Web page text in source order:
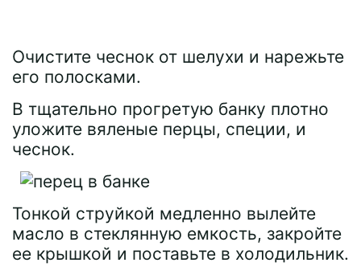
Очистите чеснок от шелухи и нарежьте
его полосками.
В тщательно прогретую банку плотно
уложите вяленые перцы, специи, и
чеснок.
Тонкой струйкой медленно вылейте
масло в стеклянную емкость, закройте
ее крышкой и поставьте в холодильник.